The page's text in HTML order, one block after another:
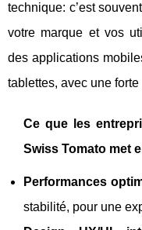
technique: c’est
votre marque et vos
des applications
tablettes, avec une
Ce que les
Swiss Tomato met
Performances
stabilité, pour une